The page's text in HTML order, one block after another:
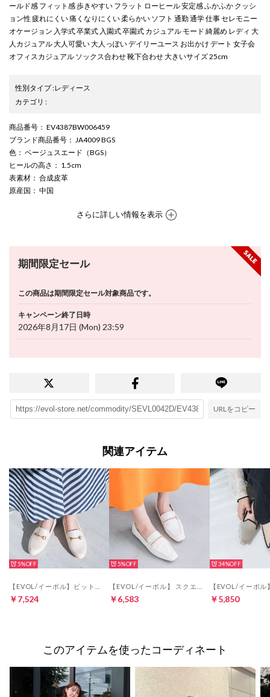
ールド感 フィット感 歩きやすい フラット ローヒール 安定感 ふかふか クッシ
ョン性 疲れにくい 痛くなりにくい 柔らかい ソフト 通勤 通学 仕事 セレモニー
オケージョン 入学式 卒業式 入園式 卒園式 カジュアル モード 綺麗め レディ 大
人カジュアル 大人可愛い 大人っぽい デイリーユース お出かけ デート 女子会
オフィスカジュアル ソックス合わせ 靴下合わせ 大きいサイズ 25cm
性別タイプ:レディース
カテゴリ :
商品番号 ： EV4387BW006459
ブランド商品番号 ： JA4009 BGS
色 ： ベージュスエード（BGS）
ヒールの高さ ： 1.5cm
表素材 ： 合成皮革
原産国 ： 中国
さらに詳しい情報を表示
期間限定セール
この商品は期間限定セール対象商品です。
キャンペーン終了日時
2026年8月17日 (Mon) 23:59
URLをコピー
関連アイテム
5%
￥7,524
5%
￥6,583
34%
￥5,850
このアイテムを使ったコーディネート